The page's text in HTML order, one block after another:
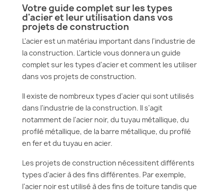
Votre guide complet sur les types
d'acier et leur utilisation dans vos
projets de construction
L'acier est un matériau important dans l'industrie de
la construction. L'article vous donnera un guide
complet sur les types d'acier et comment les utiliser
dans vos projets de construction.
Il existe de nombreux types d'acier qui sont utilisés
dans l'industrie de la construction. Il s'agit
notamment de l'acier noir, du tuyau métallique, du
profilé métallique, de la barre métallique, du profilé
en fer et du tuyau en acier.
Les projets de construction nécessitent différents
types d'acier à des fins différentes. Par exemple,
l'acier noir est utilisé à des fins de toiture tandis que